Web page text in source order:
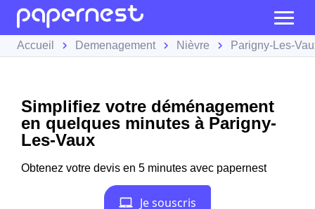
Accueil Demenagement Nièvre Parigny-Les-